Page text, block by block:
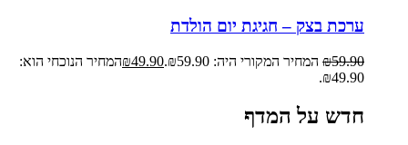
ערכת בצק – חגיגת יום הולדת
₪59.90 המחיר המקורי היה: ₪59.90. ₪49.90
המחיר הנוכחי הוא:
₪49.90.
חדש על המדף